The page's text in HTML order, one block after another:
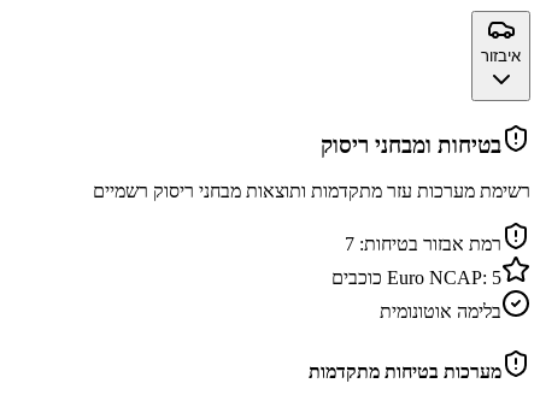
איבזור
בטיחות ומבחני ריסוק
רשימת מערכות עזר מתקדמות ותוצאות מבחני ריסוק רשמיים
רמת אבזור בטיחות: 7
Euro NCAP: 5
כוכבים
בלימה אוטונומית
מערכות בטיחות מתקדמות